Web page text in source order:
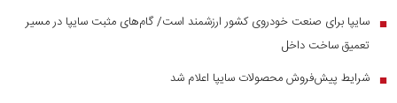
■ سایپا برای صنعت خودروی کشور ارزشمند است/ گام‌های مثبت سایپا در مسیر
تعمیق ساخت داخل
■ شرایط پیش‌فروش محصولات سایپا اعلام شد